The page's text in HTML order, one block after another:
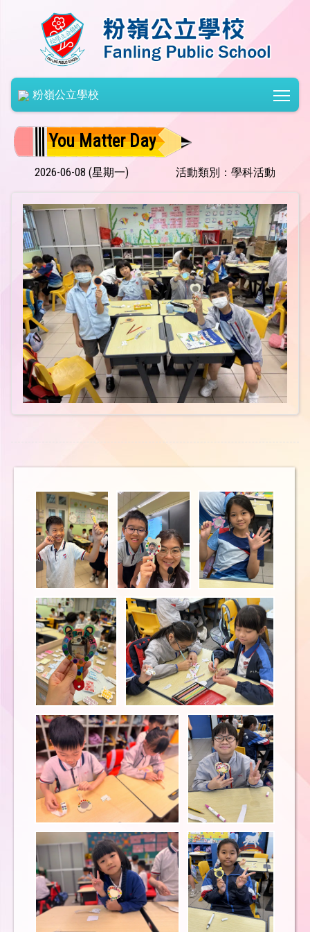
粉嶺公立學校
You Matter Day
2026-06-08 (星期一) 活動類別：學科活動